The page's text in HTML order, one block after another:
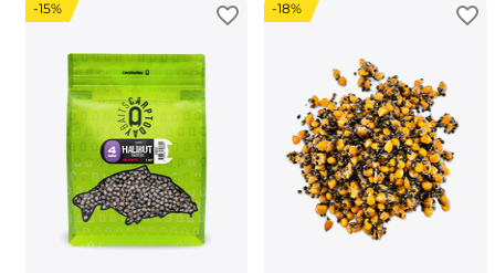
-15% -18%